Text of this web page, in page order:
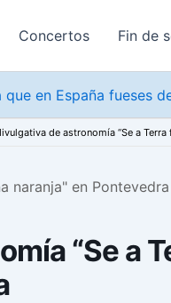
Concertos Fin de
en España fueses
de astronomía “Se a Terra
“Se a